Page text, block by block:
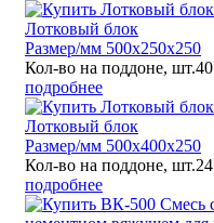
Лотковый блок
Размер/мм 500x250x250
Кол-во на поддоне, шт.40
подробнее
Лотковый блок
Размер/мм 500x400x250
Кол-во на поддоне, шт.24
подробнее